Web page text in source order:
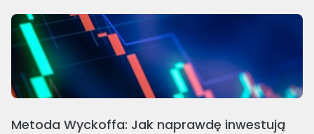
Metoda Wyckoffa: Jak naprawdę inwestują